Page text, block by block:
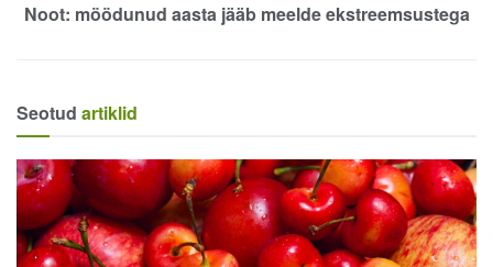
Noot: möödunud aasta jääb meelde ekstreemsustega
Seotud artiklid